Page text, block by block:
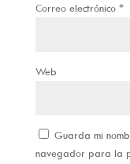
Correo electrónico *
Web
Guarda mi
navegador para la